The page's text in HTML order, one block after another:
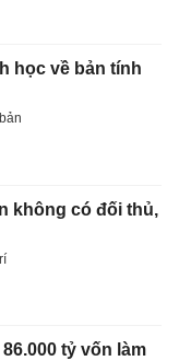
học về bản tính
không có đối thủ,
tỷ vốn làm